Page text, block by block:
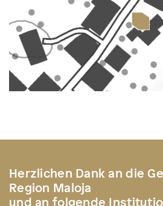
Herzlichen Dank an die
Region Maloja
und an folgende